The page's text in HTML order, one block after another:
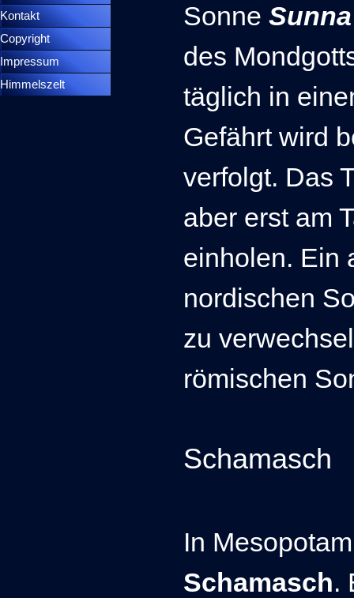
Kontakt
Copyright
Impressum
Himmelszelt
SonneSunna
des
täglich in
Gefährt wird
verfolgt. Das
aber erst am
einholen. Ein
nordischen
zu
römischen
Schamasch
In
Schamasch.